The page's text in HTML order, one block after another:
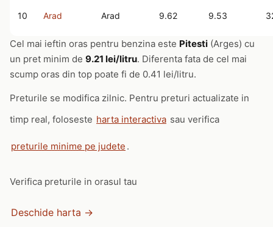
10 Arad Arad 9.62 9.53
Cel mai ieftin oras pentru benzina este Pitesti (Arges) cu
un pret minim de 9.21 lei/litru. Diferenta fata de cel mai
scump oras din top poate fi de 0.41 lei/litru.
Preturile se modifica zilnic. Pentru preturi actualizate in
timp real, foloseste harta interactiva sau verifica
preturile minime pe judete .
Verifica preturile in orasul tau
Deschide harta →